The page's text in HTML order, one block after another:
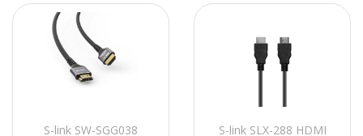
S-link SW-SGG038
S-link SLX-288 HDMI